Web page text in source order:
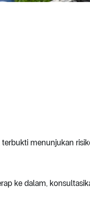
menunjukan
ke dalam,